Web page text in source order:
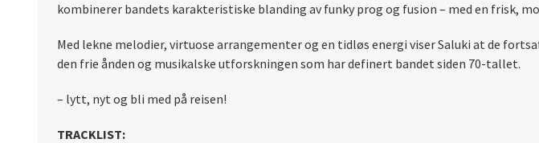
kombinerer bandets karakteristiske blanding av funky prog og fusion – med en frisk,
Med lekne melodier, virtuose arrangementer og en tidløs energi viser Saluki at de
den frie ånden og musikalske utforskningen som har definert bandet siden 70-tallet.
– lytt, nyt og bli med på reisen!
TRACKLIST: